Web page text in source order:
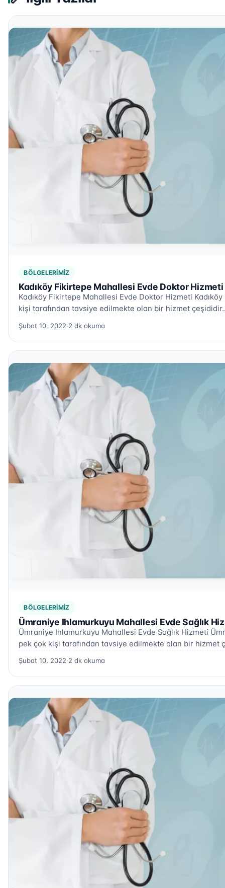
BÖLGELERIMIZ
Kadıköy Fikirtepe Mahallesi Evde Doktor
Kadıköy Fikirtepe Mahallesi Evde Doktor Hizmeti
kişi tarafından tavsiye edilmekte olan bir hizmet
Şubat 10, 2022·2 dk okuma
BÖLGELERIMIZ
Ümraniye Ihlamurkuyu Mahallesi Evde Sağlık
Ümraniye Ihlamurkuyu Mahallesi Evde Sağlık Hizmeti
pek çok kişi tarafından tavsiye edilmekte olan bir hizmet
Şubat 10, 2022·2 dk okuma